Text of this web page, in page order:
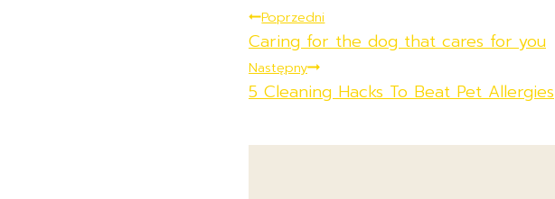
Nawigacja
Wpisu
Poprzedni
Caring for the dog that cares for you
Następny
5 Cleaning Hacks To Beat Pet Allergies